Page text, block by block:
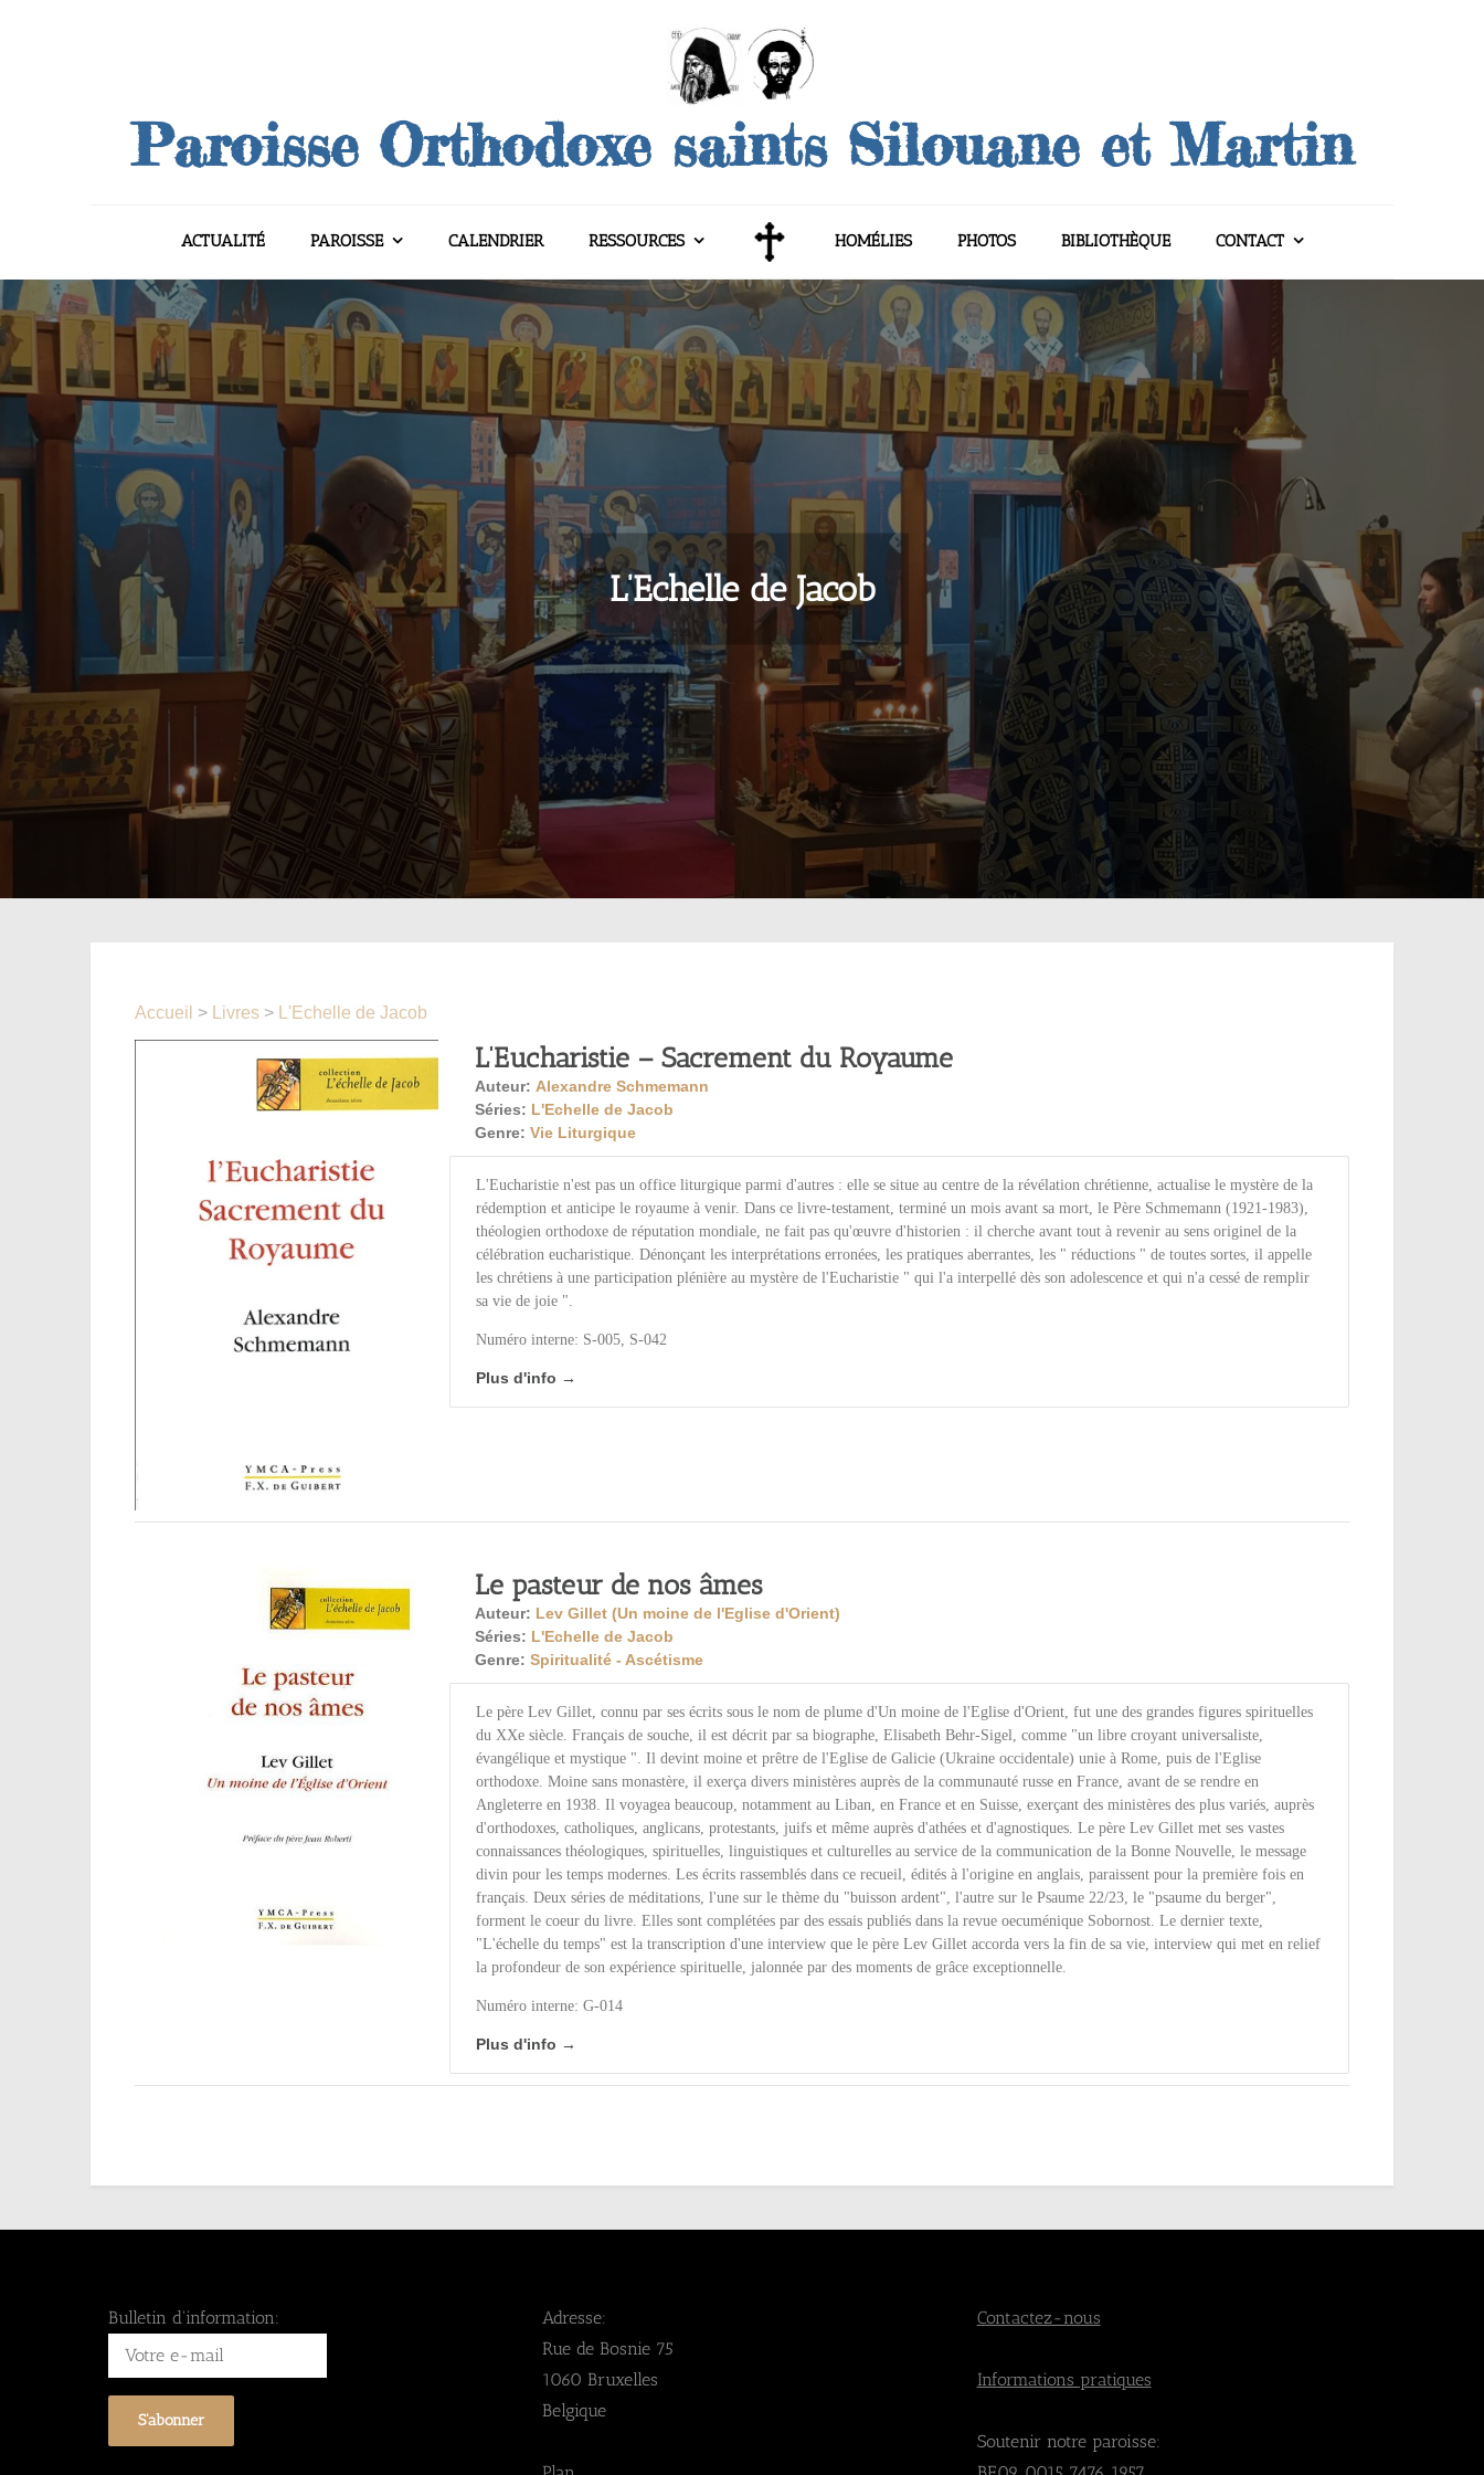
Paroisse Orthodoxe saints Silouane et Martin
ACTUALITÉ PAROISSE CALENDRIER RESSOURCES HOMÉLIES PHOTOS BIBLIOTHÈQUE CONTACT
L’Echelle de Jacob
Accueil > Livres > L'Echelle de Jacob
L’Eucharistie – Sacrement du Royaume
Auteur: Alexandre Schmemann
Séries: L'Echelle de Jacob
Genre: Vie Liturgique
L'Eucharistie n'est pas un office liturgique parmi d'autres : elle se situe au centre de la révélation chrétienne, actualise le mystère de la
rédemption et anticipe le royaume à venir. Dans ce livre-testament, terminé un mois avant sa mort, le Père Schmemann (1921-1983),
théologien orthodoxe de réputation mondiale, ne fait pas qu'œuvre d'historien : il cherche avant tout à revenir au sens originel de la
célébration eucharistique. Dénonçant les interprétations erronées, les pratiques aberrantes, les " réductions " de toutes sortes, il appelle
les chrétiens à une participation plénière au mystère de l'Eucharistie " qui l'a interpellé dès son adolescence et qui n'a cessé de remplir
sa vie de joie ".
Numéro interne: S-005, S-042
Plus d'info →
Le pasteur de nos âmes
Auteur: Lev Gillet (Un moine de l'Eglise d'Orient)
Séries: L'Echelle de Jacob
Genre: Spiritualité - Ascétisme
Le père Lev Gillet, connu par ses écrits sous le nom de plume d'Un moine de l'Eglise d'Orient, fut une des grandes figures spirituelles
du XXe siècle. Français de souche, il est décrit par sa biographe, Elisabeth Behr-Sigel, comme "un libre croyant universaliste,
évangélique et mystique ". Il devint moine et prêtre de l'Eglise de Galicie (Ukraine occidentale) unie à Rome, puis de l'Eglise
orthodoxe. Moine sans monastère, il exerça divers ministères auprès de la communauté russe en France, avant de se rendre en
Angleterre en 1938. Il voyagea beaucoup, notamment au Liban, en France et en Suisse, exerçant des ministères des plus variés, auprès
d'orthodoxes, catholiques, anglicans, protestants, juifs et même auprès d'athées et d'agnostiques. Le père Lev Gillet met ses vastes
connaissances théologiques, spirituelles, linguistiques et culturelles au service de la communication de la Bonne Nouvelle, le message
divin pour les temps modernes. Les écrits rassemblés dans ce recueil, édités à l'origine en anglais, paraissent pour la première fois en
français. Deux séries de méditations, l'une sur le thème du "buisson ardent", l'autre sur le Psaume 22/23, le "psaume du berger",
forment le coeur du livre. Elles sont complétées par des essais publiés dans la revue oecuménique Sobornost. Le dernier texte,
"L'échelle du temps" est la transcription d'une interview que le père Lev Gillet accorda vers la fin de sa vie, interview qui met en relief
la profondeur de son expérience spirituelle, jalonnée par des moments de grâce exceptionnelle.
Numéro interne: G-014
Plus d'info →
Bulletin d'information:
Adresse:
Rue de Bosnie 75
1060 Bruxelles
Belgique
Contactez-nous
Informations pratiques
Soutenir notre paroisse: